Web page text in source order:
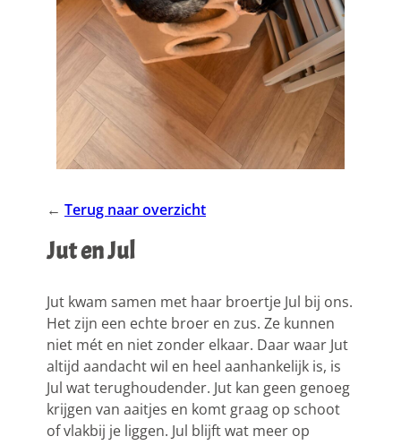
← Terug naar overzicht
Jut en Jul
Jut kwam samen met haar broertje Jul bij ons.
Het zijn een echte broer en zus. Ze kunnen
niet mét en niet zonder elkaar. Daar waar Jut
altijd aandacht wil en heel aanhankelijk is, is
Jul wat terughoudender. Jut kan geen genoeg
krijgen van aaitjes en komt graag op schoot
of vlakbij je liggen. Jul blijft wat meer op